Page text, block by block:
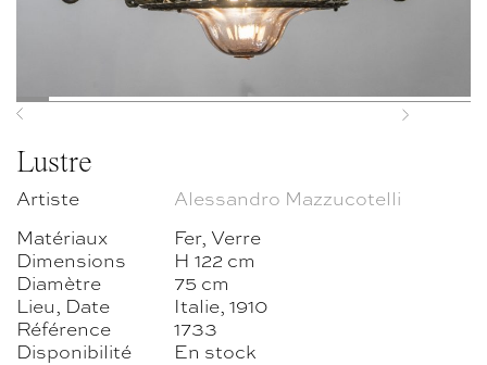
Previous Next
Lustre
Artiste
Alessandro Mazzucotelli
Matériaux
Fer, Verre
Dimensions
H 122 cm
Diamètre
75 cm
Lieu, Date
Italie, 1910
Référence
1733
Disponibilité
En stock